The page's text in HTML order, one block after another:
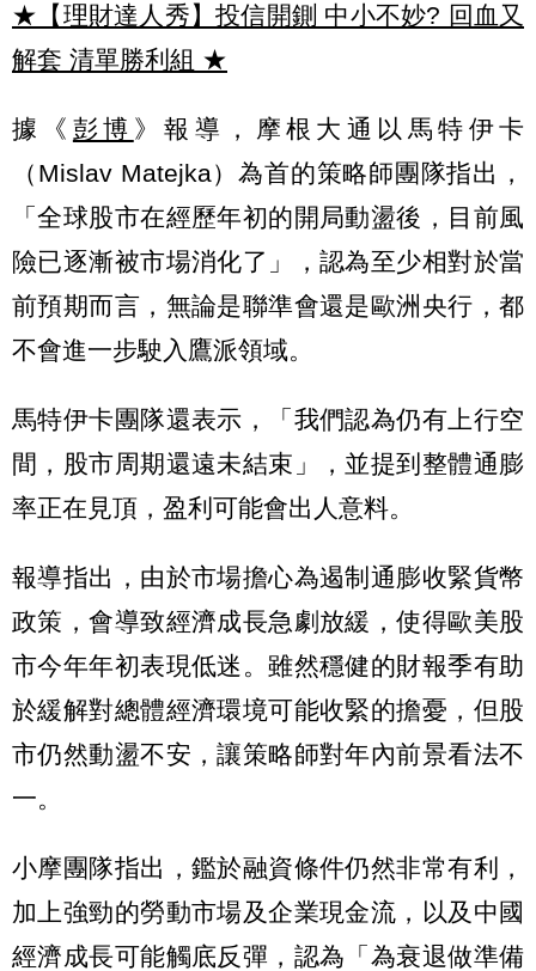
★【理財達人秀】投信開鍘 中小不妙? 回血又
解套 清單勝利組 ★
據《 彭博 》報導，摩根大通以馬特伊卡
（Mislav Matejka）為首的策略師團隊指出，
「全球股市在經歷年初的開局動盪後，目前風
險已逐漸被市場消化了」，認為至少相對於當
前預期而言，無論是聯準會還是歐洲央行，都
不會進一步駛入鷹派領域。
馬特伊卡團隊還表示，「我們認為仍有上行空
間，股市周期還遠未結束」，並提到整體通膨
率正在見頂，盈利可能會出人意料。
報導指出，由於市場擔心為遏制通膨收緊貨幣
政策，會導致經濟成長急劇放緩，使得歐美股
市今年年初表現低迷。雖然穩健的財報季有助
於緩解對總體經濟環境可能收緊的擔憂，但股
市仍然動盪不安，讓策略師對年內前景看法不
一。
小摩團隊指出，鑑於融資條件仍然非常有利，
加上強勁的勞動市場及企業現金流，以及中國
經濟成長可能觸底反彈，認為「為衰退做準備